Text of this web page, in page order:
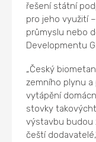
řešení státní
pro jeho využití
průmyslu nebo
Developmentu
„Český
zemního plynu
vytápění
stovky
výstavbu budou
čeští